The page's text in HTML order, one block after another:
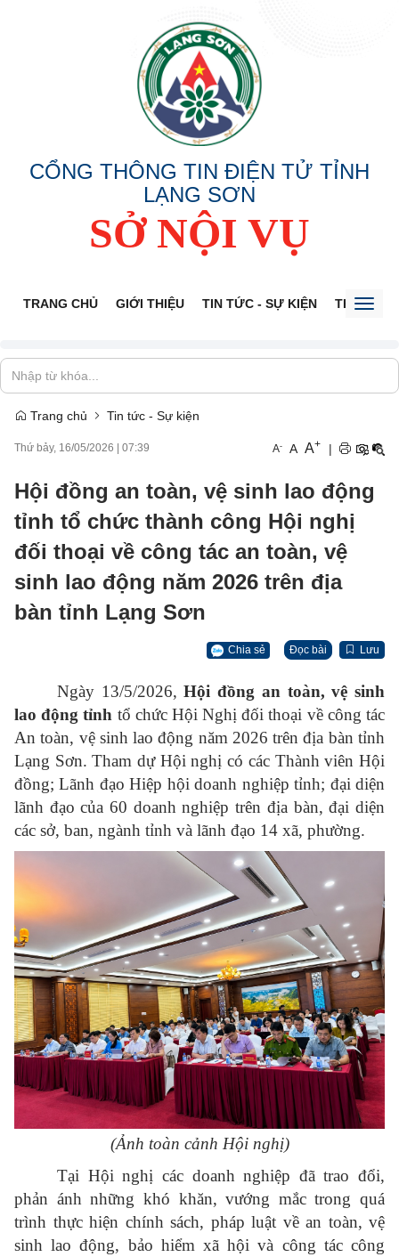
CỔNG THÔNG TIN ĐIỆN TỬ TỈNH
LẠNG SƠN
SỞ NỘI VỤ
TRANG CHỦ GIỚI THIỆU TIN TỨC - SỰ KIỆN THÔNG
Trang chủ Tin tức - Sự kiện
Thứ bảy, 16/05/2026 07:39 A- A A+ |
Hội đồng an toàn, vệ sinh lao động
tỉnh tổ chức thành công Hội nghị
đối thoại về công tác an toàn, vệ
sinh lao động năm 2026 trên địa
bàn tỉnh Lạng Sơn
Chia sẻ Đọc bài Lưu
Ngày 13/5/2026,Hội đồng an toàn, vệ sinh
lao động tỉnh tổ chức Hội Nghị đối thoại về công tác
An toàn, vệ sinh lao động năm 2026 trên địa bàn tỉnh
Lạng Sơn. Tham dự Hội nghị có các Thành viên Hội
đồng; Lãnh đạo Hiệp hội doanh nghiệp tỉnh; đại diện
lãnh đạo của 60 doanh nghiệp trên địa bàn, đại diện
các sở, ban, ngành tỉnh và lãnh đạo 14 xã, phường.
(Ảnh toàn cảnh Hội nghị)
Tại Hội nghị các doanh nghiệp đã trao đổi,
phản ánh những khó khăn, vướng mắc trong quá
trình thực hiện chính sách, pháp luật về an toàn, vệ
sinh lao động, bảo hiểm xã hội và công tác công